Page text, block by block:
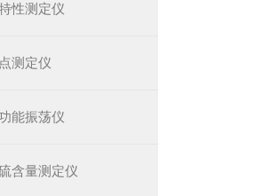
性测定仪
测定仪
能振荡仪
含量测定仪